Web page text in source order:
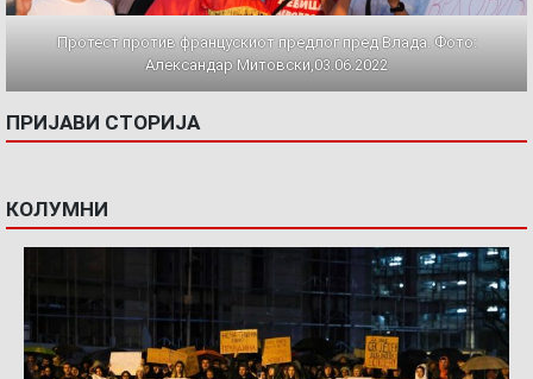
Протест против францускиот предлог пред Влада. Фото:
Александар Митовски,03.06.2022
ПРИЈАВИ СТОРИЈА
КОЛУМНИ